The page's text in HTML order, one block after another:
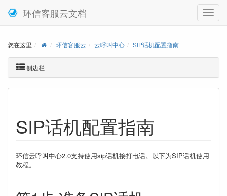
环信客服云文档
您在这里 环信客服云 云呼叫中心 SIP话机配置指南
侧边栏
SIP话机配置指南
环信云呼叫中心2.0支持使用sip话机接打电话。以下为SIP话机使用
教程。